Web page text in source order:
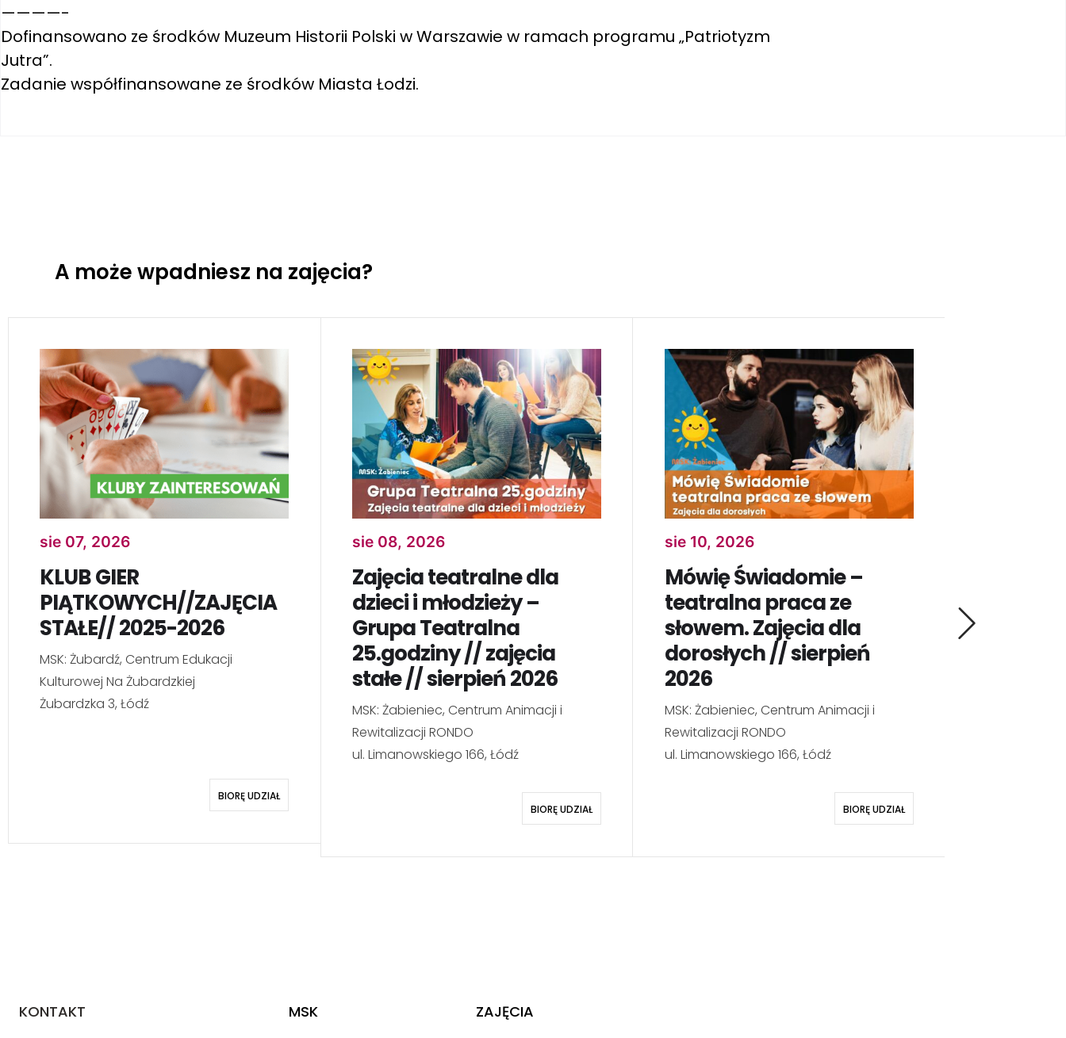
————-
Dofinansowano ze środków Muzeum Historii Polski w Warszawie w ramach programu „Patriotyzm
Jutra”.
Zadanie współfinansowane ze środków Miasta Łodzi.
A może wpadniesz na zajęcia?
sie 07, 2026
KLUB GIER
PIĄTKOWYCH//ZAJĘCIA
STAŁE// 2025-2026
MSK: Żubardź, Centrum Edukacji
Kulturowej Na Żubardzkiej
Żubardzka 3, Łódź
BIORĘ UDZIAŁ
sie 08, 2026
Zajęcia teatralne dla
dzieci i młodzieży –
Grupa Teatralna
25.godziny // zajęcia
stałe // sierpień 2026
MSK: Żabieniec, Centrum Animacji i
Rewitalizacji RONDO
ul. Limanowskiego 166, Łódź
BIORĘ UDZIAŁ
sie 10, 2026
Mówię Świadomie –
teatralna praca ze
słowem. Zajęcia dla
dorosłych // sierpień
2026
MSK: Żabieniec, Centrum Animacji i
Rewitalizacji RONDO
ul. Limanowskiego 166, Łódź
BIORĘ UDZIAŁ
KONTAKT MSK ZAJĘCIA